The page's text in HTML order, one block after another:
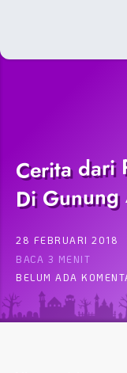
Cerita dari
Di
28 FEBRUARI 2018
BACA 3 MENIT
BELUM ADA